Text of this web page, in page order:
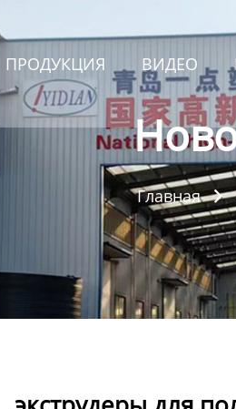
ПРОДУКЦИЯ ВИДЕО
Главная 